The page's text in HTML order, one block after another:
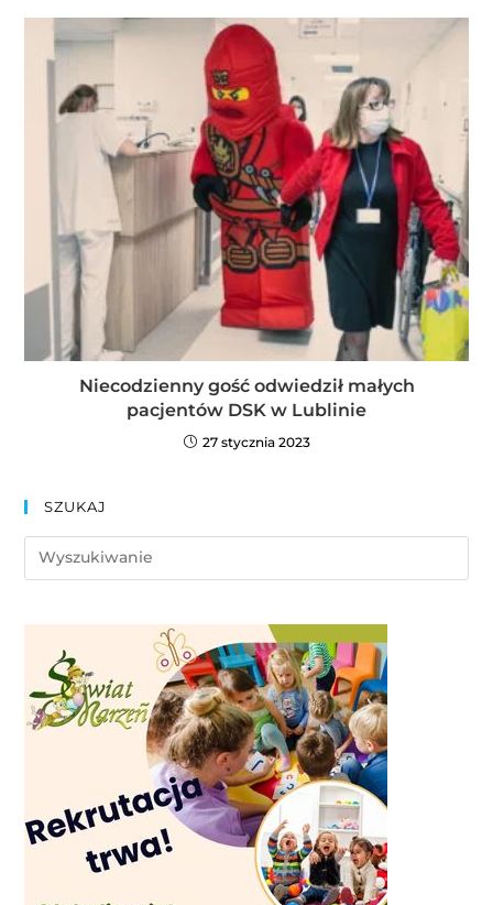
Niecodzienny gość odwiedził małych
pacjentów DSK w Lublinie
27 stycznia 2023
SZUKAJ